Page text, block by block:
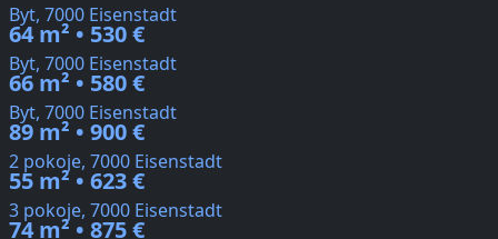
Byt, 7000 Eisenstadt
64 m² • 530 €
Byt, 7000 Eisenstadt
66 m² • 580 €
Byt, 7000 Eisenstadt
89 m² • 900 €
2 pokoje, 7000 Eisenstadt
55 m² • 623 €
3 pokoje, 7000 Eisenstadt
74 m² • 875 €